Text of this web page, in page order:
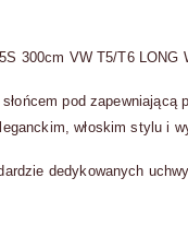
300cm VW T5/T6 LONG
pod zapewniającą
włoskim stylu i
dedykowanych